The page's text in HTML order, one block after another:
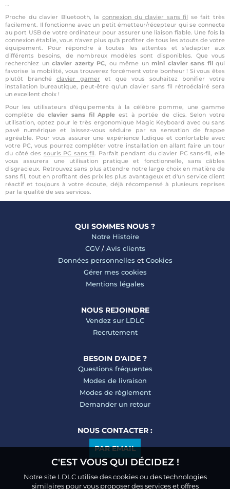
…
Proche du clavier Bluetooth, la connexion du clavier sans fil se fait très
facilement. Il fonctionne avec un petit émetteur/récepteur qui se connecte
au port USB de votre ordinateur pour assurer une liaison fiable. Une fois la
connexion établie, vous n'avez plus qu'à profiter de tous les atouts de votre
équipement. Pour répondre à toutes les attentes et s'adapter aux
différents besoins, de nombreux modèles sont disponibles. Que vous
recherchiez un clavier azerty PC, ou même un mini clavier sans filqui
favorise la mobilité, vous trouverez forcément votre bonheur ! Si vous êtes
plutôt branché clavier gamer et que vous souhaitez bonifier votre
installation bureautique, peut-être qu'un clavier sans fil rétroéclairé sera
un excellent choix !
Pour les utilisateurs d'équipements à la célèbre pomme, une gamme
complète declavier sans fil Apple est à portée de clics. Selon votre
utilisation, optez pour le très ergonomique Magic Keyboard avec ou sans
pavé numérique et laissez-vous séduire par sa sensation de frappe
agréable. Pour vous assurer une expérience ludique et confortable avec
votre PC, vous pourrez compléter votre installation en allant faire un tour
du côté des souris PC sans fil. Parfait pendant du clavier PC sans-fil, elle
vous assurera une utilisation pratique et fonctionnelle, sans câbles
disgracieux. Retrouvez sans plus attendre notre large choix en matière de
sans fil, tout en profitant des prix les plus avantageux et d'un service client
réactif et toujours à votre écoute, déjà récompensé à plusieurs reprises
par la qualité de ses services.
QUI SOMMES NOUS ?
Notre Histoire
CGV/ Avis clients
Données personnelles et Cookies
Gérer mes cookies
Mentions légales
NOUS REJOINDRE
Vendez sur LDLC
Recrutement
BESOIN D'AIDE ?
Questions fréquentes
Modes de livraison
Modes de règlement
Demander un retour
NOUS CONTACTER :
PAR EMAIL
C'EST VOUS QUI DÉCIDEZ !
Notre site LDLC utilise des cookies ou des technologies
similaires pour vous proposer des services et offres